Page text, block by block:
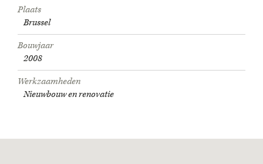
Plaats
Brussel
Bouwjaar
2008
Werkzaamheden
Nieuwbouw en renovatie